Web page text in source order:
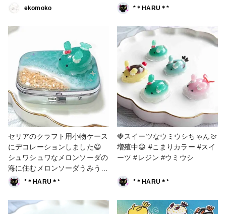
ekomoko
ングと全てのタイプを使用しま
した😃 #作家のためのレジン大
賞2025 #ミニチュア #アイス #
ウミウシ #こまりカラー #クロ
コちゃんレシピ
*＊HARU＊*
セリアのクラフト用小物ケース
にデコレーションしました😃
シュワシュワなメロンソーダの
海に住むメロンソーダうみうし
ちゃんです😊 #レジン #スイー
ツ #メロンソーダ #ウミウシ #
海
*＊HARU＊*
🍓スイーツなウミウシちゃん🍈
増殖中😃 #こまりカラー #スイ
ーツ #レジン #ウミウシ
*＊HARU＊*